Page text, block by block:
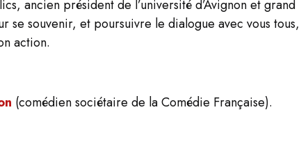
ancien président de l’universitéd’Avignon et grand
se souvenir, et poursuivre le dialogue avec vous tous,
action.
(comédien sociétaire de la Comédie Française).